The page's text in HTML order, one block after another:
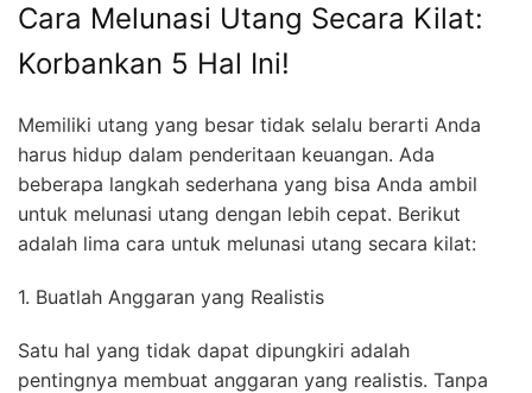
Cara Melunasi Utang Secara Kilat:
Korbankan 5 Hal Ini!
Memiliki utang yang besar tidak selalu berarti Anda
harus hidup dalam penderitaan keuangan. Ada
beberapa langkah sederhana yang bisa Anda ambil
untuk melunasi utang dengan lebih cepat. Berikut
adalah lima cara untuk melunasi utang secara kilat:
1. Buatlah Anggaran yang Realistis
Satu hal yang tidak dapat dipungkiri adalah
pentingnya membuat anggaran yang realistis. Tanpa